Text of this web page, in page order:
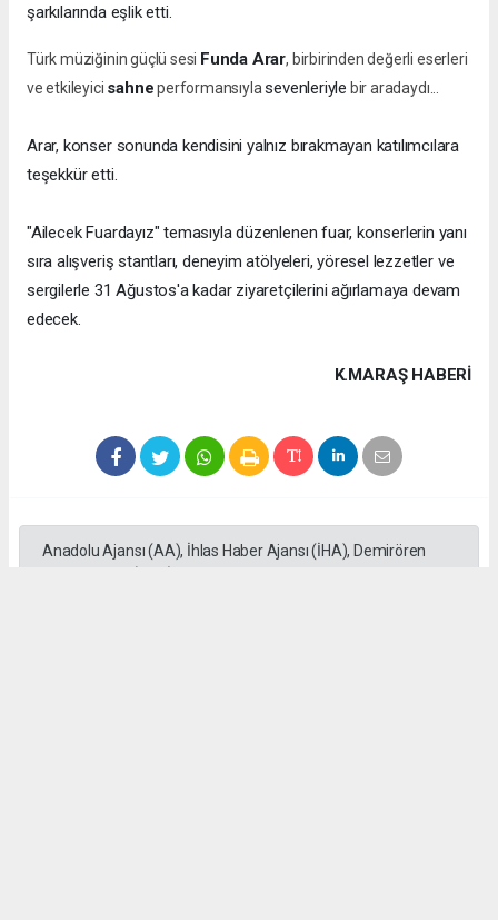
şarkılarında eşlik etti.
Türk müziğinin güçlü sesi Funda Arar, birbirinden değerli eserleri
ve etkileyici sahneperformansıylasevenleriyle bir aradaydı...
Arar, konser sonunda kendisini yalnız bırakmayan katılımcılara
teşekkür etti.
"Ailecek Fuardayız" temasıyla düzenlenen fuar, konserlerin yanı
sıra alışveriş stantları, deneyim atölyeleri, yöresel lezzetler ve
sergilerle 31 Ağustos'a kadar ziyaretçilerini ağırlamaya devam
edecek.
K.MARAŞ HABERİ
Anadolu Ajansı (AA), İhlas Haber Ajansı (İHA), Demirören